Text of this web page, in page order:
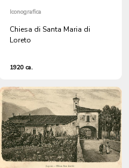
Iconografica
Chiesa di Santa Maria di
Loreto
1920 ca.